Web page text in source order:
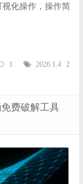
化操作，操作简
1 2026.1.4
2
免费破解工具